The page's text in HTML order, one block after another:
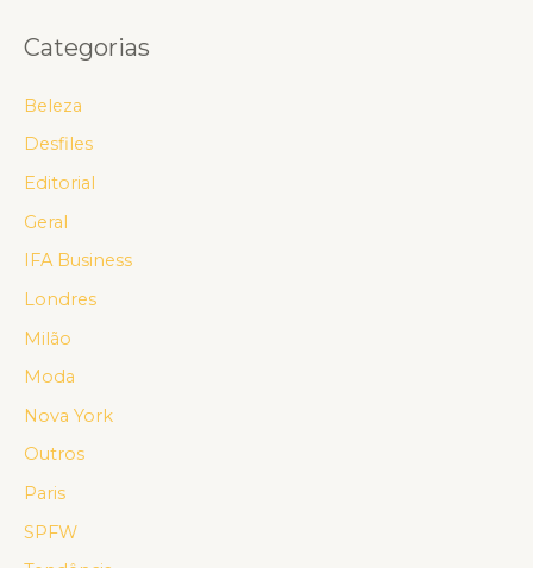
Categorias
Beleza
Desfiles
Editorial
Geral
IFA Business
Londres
Milão
Moda
Nova York
Outros
Paris
SPFW